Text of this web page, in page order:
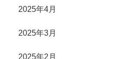
2025年4月
2025年3月
2025年2月